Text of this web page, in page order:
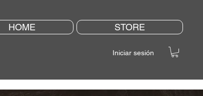
HOME STORE
Iniciar sesión